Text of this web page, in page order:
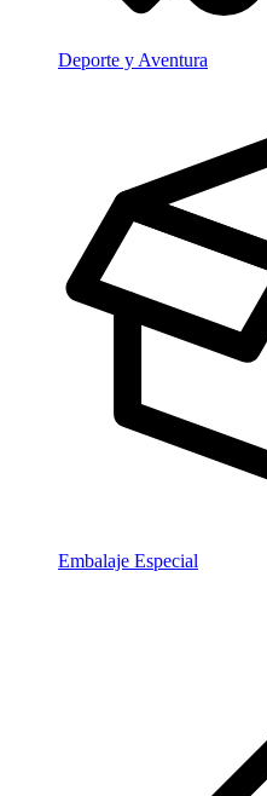
Deporte y Aventura
Embalaje Especial